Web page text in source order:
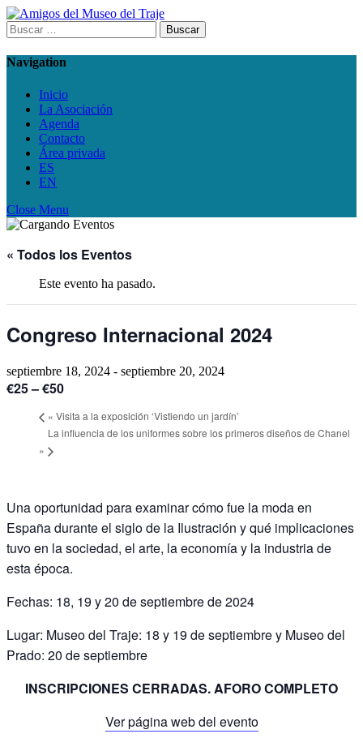
Skip
to
content
Buscar:
Navigation
Inicio
La Asociación
Agenda
Contacto
Área privada
ES
EN
Close Menu
« Todos los Eventos
Este evento ha pasado.
Congreso Internacional 2024
septiembre 18, 2024 - septiembre 20, 2024
€25 – €50
« Visita a la exposición ‘Vistiendo un jardín’
La influencia de los uniformes sobre los primeros diseños de Chanel
»
Una oportunidad para examinar cómo fue la moda en
España durante el siglo de la Ilustración y qué implicaciones
tuvo en la sociedad, el arte, la economía y la industria de
esta época.
Fechas: 18, 19 y 20 de septiembre de 2024
Lugar: Museo del Traje: 18 y 19 de septiembre y Museo del
Prado: 20 de septiembre
INSCRIPCIONES CERRADAS. AFORO COMPLETO
Ver página web del evento